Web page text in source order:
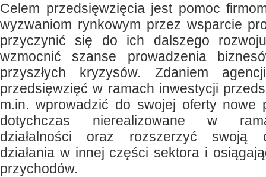
Celem przedsięwzięcia jest pomoc
wyzwaniom rynkowym przez wsparcie
przyczynić się do ich dalszego
wzmocnić szanse prowadzenia
przyszłych kryzysów. Zdaniem
przedsięwzięć w ramach inwestycji
m.in. wprowadzić do swojej oferty nowe
dotychczas nierealizowane w
działalności oraz rozszerzyć swoją
działania w innej części sektora i
przychodów.